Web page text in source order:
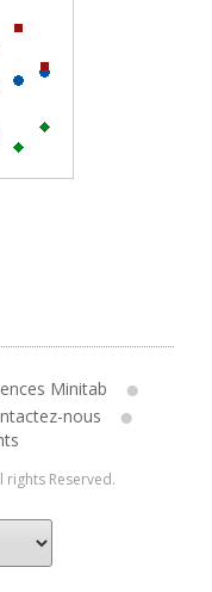
Minitab
nous
rights Reserved.